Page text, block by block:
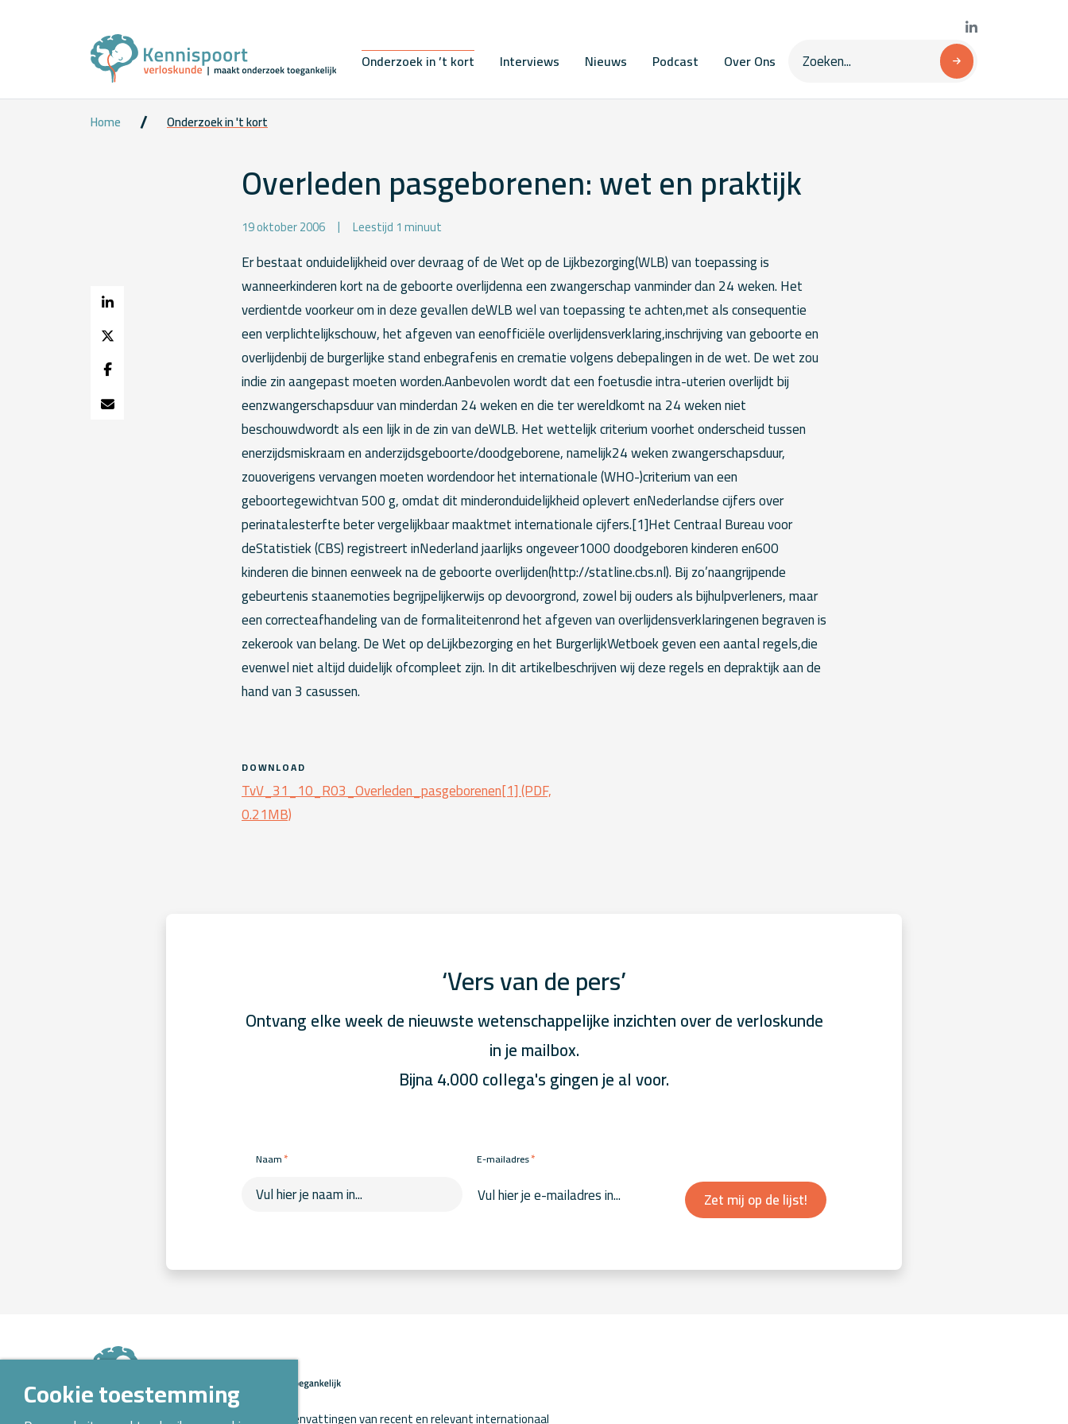
Onderzoek in ’t kort Interviews Nieuws Podcast Over Ons
Home Onderzoek in 't kort
Overleden pasgeborenen: wet en praktijk
19 oktober 2006 Leestijd 1 minuut
Er bestaat onduidelijkheid over devraag of de Wet op de Lijkbezorging(WLB) van toepassing is
wanneerkinderen kort na de geboorte overlijdenna een zwangerschap vanminder dan 24 weken. Het
verdientde voorkeur om in deze gevallen deWLB wel van toepassing te achten,met als consequentie
een verplichtelijkschouw, het afgeven van eenofficiële overlijdensverklaring,inschrijving van geboorte en
overlijdenbij de burgerlijke stand enbegrafenis en crematie volgens debepalingen in de wet. De wet zou
indie zin aangepast moeten worden.Aanbevolen wordt dat een foetusdie intra-uterien overlijdt bij
eenzwangerschapsduur van minderdan 24 weken en die ter wereldkomt na 24 weken niet
beschouwdwordt als een lijk in de zin van deWLB. Het wettelijk criterium voorhet onderscheid tussen
enerzijdsmiskraam en anderzijdsgeboorte/doodgeborene, namelijk24 weken zwangerschapsduur,
zouoverigens vervangen moeten wordendoor het internationale (WHO-)criterium van een
geboortegewichtvan 500 g, omdat dit minderonduidelijkheid oplevert enNederlandse cijfers over
perinatalesterfte beter vergelijkbaar maaktmet internationale cijfers.[1]Het Centraal Bureau voor
deStatistiek (CBS) registreert inNederland jaarlijks ongeveer1000 doodgeboren kinderen en600
kinderen die binnen eenweek na de geboorte overlijden(http://statline.cbs.nl). Bij zo’naangrijpende
gebeurtenis staanemoties begrijpelijkerwijs op devoorgrond, zowel bij ouders als bijhulpverleners, maar
een correcteafhandeling van de formaliteitenrond het afgeven van overlijdensverklaringenen begraven is
zekerook van belang. De Wet op deLijkbezorging en het BurgerlijkWetboek geven een aantal regels,die
evenwel niet altijd duidelijk ofcompleet zijn. In dit artikelbeschrijven wij deze regels en depraktijk aan de
hand van 3 casussen.
DOWNLOAD
TvV_31_10_R03_Overleden_pasgeborenen[1] (PDF,
0.21MB)
‘Vers van de pers’
Ontvang elke week de nieuwste wetenschappelijke inzichten over de verloskunde
in je mailbox.
Bijna 4.000 collega's gingen je al voor.
Naam* E-mailadres*
Zet mij op de lijst!
Op Kennispoort Verloskunde vind je samenvattingen van recent en relevant internationaal
Cookie toestemming